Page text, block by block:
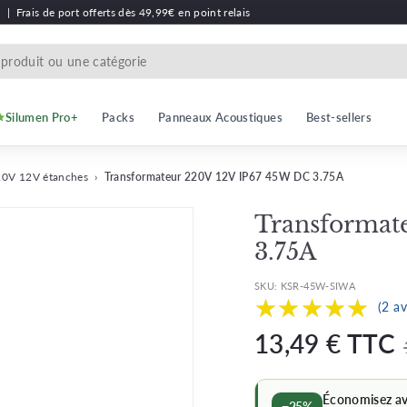
| Frais de port offerts dès 49,99€ en point relais
Silumen Pro+ Packs Panneaux Acoustiques Best-sellers
12V étanches › Transformateur 220V 12V IP67 45W DC 3.75A
3.75A
SKU: KSR-45W-SIWA
★★★★★
★★★★★
(2
barré
13,49 € TTC
Économisez